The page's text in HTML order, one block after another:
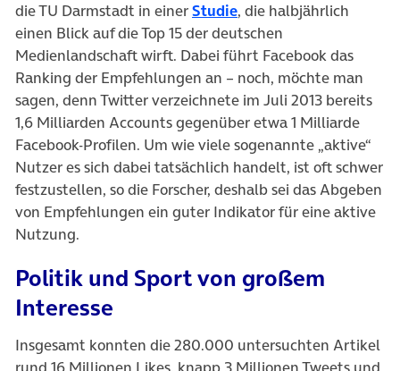
die TU Darmstadt in einerStudie(öffnet in neuem Tab)
, die halbjährlich
einen Blick auf die Top 15 der deutschen
Medienlandschaft wirft. Dabei führt Facebook das
Ranking der Empfehlungen an – noch, möchte man
sagen, denn Twitter verzeichnete im Juli 2013 bereits
1,6 Milliarden Accounts gegenüber etwa 1 Milliarde
Facebook-Profilen. Um wie viele sogenannte „aktive“
Nutzer es sich dabei tatsächlich handelt, ist oft schwer
festzustellen, so die Forscher, deshalb sei das Abgeben
von Empfehlungen ein guter Indikator für eine aktive
Nutzung.
Politik und Sport von großem
Interesse
Insgesamt konnten die 280.000 untersuchten Artikel